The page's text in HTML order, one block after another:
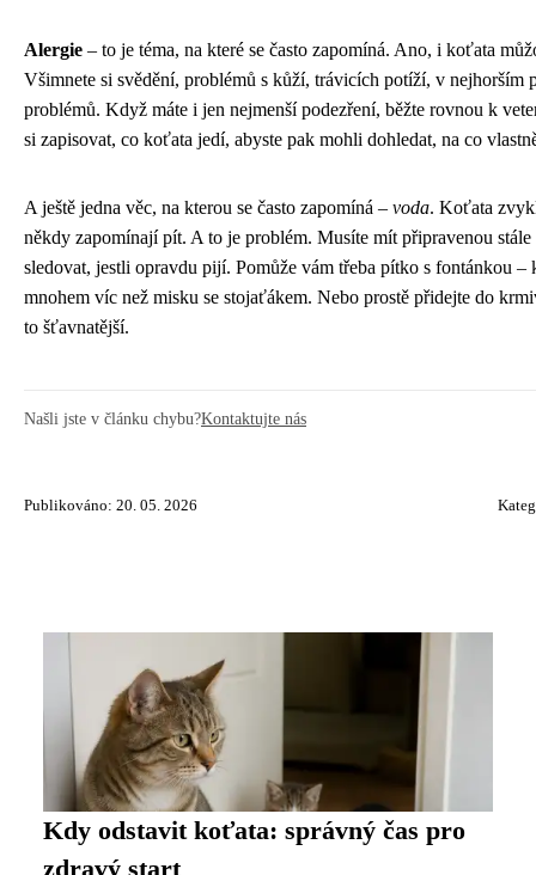
Alergie – to je téma, na které se často zapomíná. Ano, i koťata
Všimnete si svědění, problémů s kůží, trávicích potíží, v nejhorším
problémů. Když máte i jen nejmenší podezření, běžte rovnou k
si zapisovat, co koťata jedí, abyste pak mohli dohledat, na co
A ještě jedna věc, na kterou se často zapomíná – voda. Koťata
někdy zapomínají pít. A to je problém. Musíte mít připravenou stále
sledovat, jestli opravdu pijí. Pomůže vám třeba pítko s fontánkou
mnohem víc než misku se stojaťákem. Nebo prostě přidejte do
to šťavnatější.
Našli jste v článku chybu?Kontaktujte nás
Publikováno: 20. 05. 2026
Kdy odstavit koťata: správný čas pro